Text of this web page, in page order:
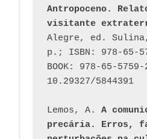
Antropoceno.
visitante
Alegre, ed.
p.; ISBN: 978-65-
BOOK: 978-65-
10.29327/5844391
Lemos, A. A
precária. Erros,